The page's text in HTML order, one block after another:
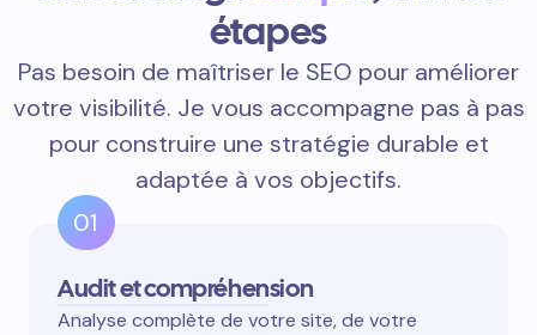
étapes
Pas besoin de maîtriser le SEO pour améliorer
votre visibilité. Je vous accompagne pas à pas
pour construire une stratégie durable et
adaptée à vos objectifs.
01
Audit et compréhension
Analyse complète de votre site, de votre